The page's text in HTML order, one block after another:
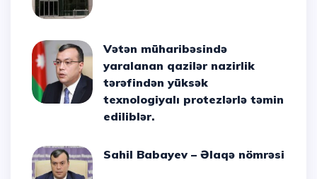
Vətən müharibəsində
yaralanan qazilər nazirlik
tərəfindən yüksək
texnologiyalı protezlərlə təmin
ediliblər.
Sahil Babayev – Əlaqə nömrəsi